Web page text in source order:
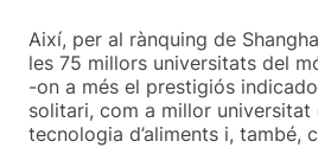
Així, per al rànquing de
les 75 millors universitats del
-on a més el prestigiós
solitari, com a millor universitat
tecnologia d’aliments i, també,